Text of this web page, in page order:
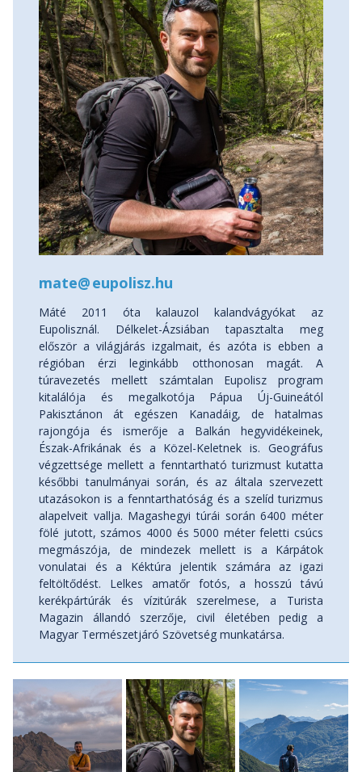
mate@eupolisz.hu
Máté 2011 óta kalauzol kalandvágyókat az
Eupolisznál. Délkelet-Ázsiában tapasztalta meg
először a világjárás izgalmait, és azóta is ebben a
régióban érzi leginkább otthonosan magát. A
túravezetés mellett számtalan Eupolisz program
kitalálója és megalkotója Pápua Új-Guineától
Pakisztánon át egészen Kanadáig, de hatalmas
rajongója és ismerője a Balkán hegyvidékeinek,
Észak-Afrikának és a Közel-Keletnek is. Geográfus
végzettsége mellett a fenntartható turizmust kutatta
későbbi tanulmányai során, és az általa szervezett
utazásokon is a fenntarthatóság és a szelíd turizmus
alapelveit vallja. Magashegyi túrái során 6400 méter
fölé jutott, számos 4000 és 5000 méter feletti csúcs
megmászója, de mindezek mellett is a Kárpátok
vonulatai és a Kéktúra jelentik számára az igazi
feltöltődést. Lelkes amatőr fotós, a hosszú távú
kerékpártúrák és vízitúrák szerelmese, a Turista
Magazin állandó szerzője, civil életében pedig a
Magyar Természetjáró Szövetség munkatársa.